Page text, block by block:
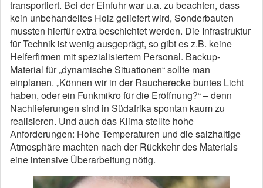
transportiert. Bei der Einfuhr war u.a. zu beachten, dass
kein unbehandeltes Holz geliefert wird, Sonderbauten
mussten hierfür extra beschichtet werden. Die Infrastruktur
für Technik ist wenig ausgeprägt, so gibt es z.B. keine
Helferfirmen mit spezialisiertem Personal. Backup-
Material für „dynamische Situationen“ sollte man
einplanen. „Können wir in der Raucherecke buntes Licht
haben, oder ein Funkmikro für die Eröffnung?“ – denn
Nachlieferungen sind in Südafrika spontan kaum zu
realisieren. Und auch das Klima stellte hohe
Anforderungen: Hohe Temperaturen und die salzhaltige
Atmosphäre machten nach der Rückkehr des Materials
eine intensive Überarbeitung nötig.